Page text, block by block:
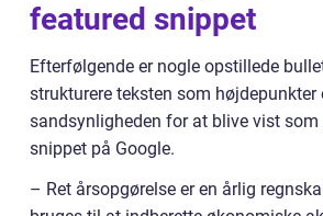
featured snippet
Efterfølgende er nogle opstillede
strukturere teksten som højdepunkter
sandsynligheden for at blive vist som
snippet på Google.
– Ret årsopgørelse er en årlig